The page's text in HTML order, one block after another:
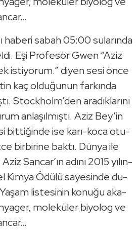
ha­be­ri sabah 05:00 su­la­rın­da
Eşi Pro­fe­sör Gwen “Aziz
is­ti­yo­rum.” diyen sesi önce
kaç ol­du­ğu­nun far­kın­da
Stock­holm’den ara­dık­la­rı­nı
an­la­şıl­mış­tı. Aziz Bey’in
bit­ti­ğin­de ise ka­rı-ko­ca otu­
bir­bi­ri­ne baktı. Dünya ile
San­car’ın adını 2015 yı­lın­
Kimya Ödülü sa­ye­sin­de du­
lis­te­si­nin ko­nu­ğu aka­
mo­le­kü­ler bi­yo­log ve